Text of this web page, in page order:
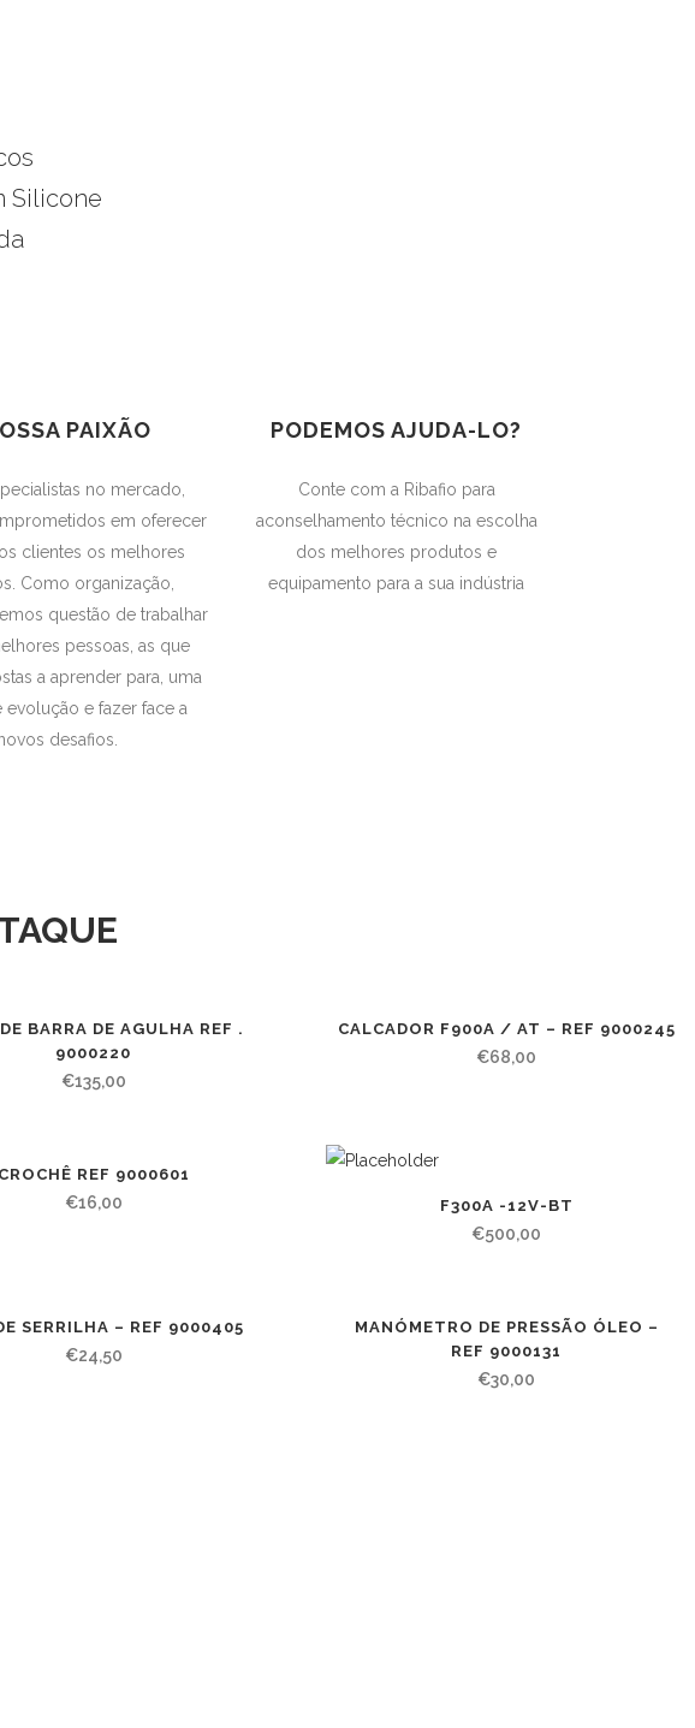
Silicone
PAIXÃO
no mercado,
em oferecer
clientes os melhores
Como organização,
questão de trabalhar
pessoas, as que
a aprender para, uma
evolução e fazer face a
desafios.
PODEMOS AJUDA-LO?
Conte com a Ribafio para
aconselhamento técnico na escolha
dos melhores produtos e
equipamento para a sua indústria
BARRA DE AGULHA REF .
9000220
€135,00
CALCADOR F900A / AT – REF 9000245
€68,00
CROCHÊ REF 9000601
€16,00 F300A -12V-BT
€500,00
SERRILHA – REF 9000405
€24,50
MANÓMETRO DE PRESSÃO ÓLEO –
REF 9000131
€30,00